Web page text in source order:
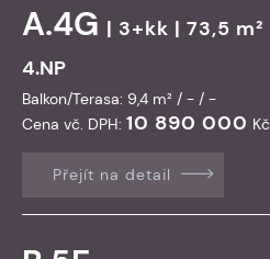
A.4G | 3+kk | 73,5 m²
4.NP
Balkon/Terasa: 9,4 m² / - / -
Cena vč. DPH: 10 890 000 Kč
Přejít na detail